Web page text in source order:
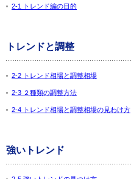
2-1 トレンド編の目的
トレンドと調整
2-2 トレンド相場と調整相場
2-3 ２種類の調整方法
2-4 トレンド相場と調整相場の見わけ方
強いトレンド